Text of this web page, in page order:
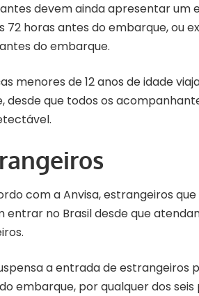
devem ainda apresentar um
72 horas antes do embarque, ou
do embarque.
menores de 12 anos de idade
desde que todos os
com a Anvisa, estrangeiros
entrar no Brasil desde que
a entrada de estrangeiros
embarque, por qualquer dos